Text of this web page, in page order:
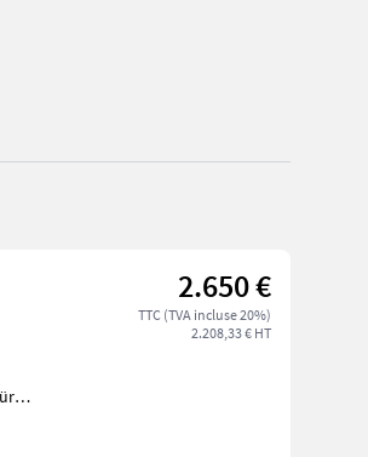
2.650 €
TTC (TVA incluse 20%)
2.208,33 € HT